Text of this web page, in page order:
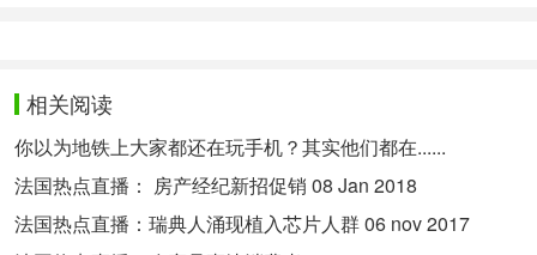
相关阅读
你以为地铁上大家都还在玩手机？其实他们都在......
法国热点直播： 房产经纪新招促销 08 Jan 2018
法国热点直播：瑞典人涌现植入芯片人群 06 nov 2017